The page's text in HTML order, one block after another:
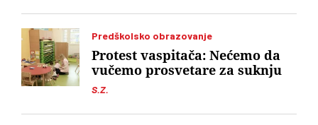
Predškolsko obrazovanje
S.Z.
Protest vaspitača: Nećemo da
vučemo prosvetare za suknju